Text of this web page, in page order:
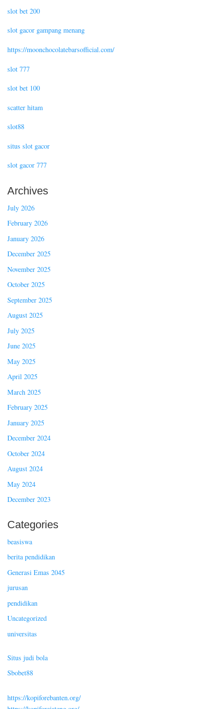
slot bet 200
slot gacor gampang menang
https://moonchocolatebarsofficial.com/
slot 777
slot bet 100
scatter hitam
slot88
situs slot gacor
slot gacor 777
Archives
July 2026
February 2026
January 2026
December 2025
November 2025
October 2025
September 2025
August 2025
July 2025
June 2025
May 2025
April 2025
March 2025
February 2025
January 2025
December 2024
October 2024
August 2024
May 2024
December 2023
Categories
beasiswa
berita pendidikan
Generasi Emas 2045
jurusan
pendidikan
Uncategorized
universitas
Situs judi bola
Sbobet88
https://kopiforebanten.org/